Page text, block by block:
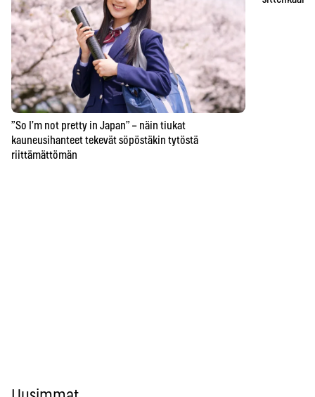
”So I’m not pretty in Japan” – näin tiukat
kauneusihanteet tekevät söpöstäkin tytöstä
riittämättömän